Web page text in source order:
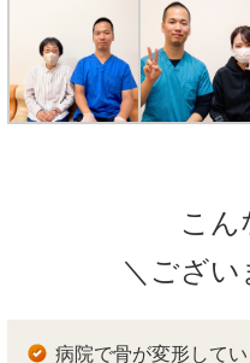
こん
＼ござい
病院で骨が変形して